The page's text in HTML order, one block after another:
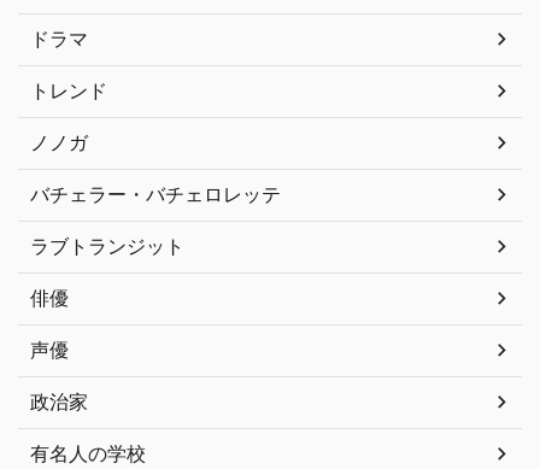
ドラマ
トレンド
ノノガ
バチェラー・バチェロレッテ
ラブトランジット
俳優
声優
政治家
有名人の学校